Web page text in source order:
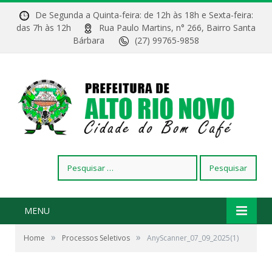
De Segunda a Quinta-feira: de 12h às 18h e Sexta-feira:
das 7h às 12h
Rua Paulo Martins, n° 266, Bairro Santa
Bárbara
(27) 99765-9858
por:
MENU
Home » Processos Seletivos » AnyScanner_07_09_2025(1)